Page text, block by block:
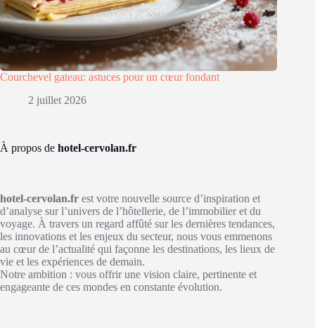
Courchevel gateau: astuces pour un cœur fondant
2 juillet 2026
À propos de hotel-cervolan.fr
hotel-cervolan.fr est votre nouvelle source d’inspiration et
d’analyse sur l’univers de l’hôtellerie, de l’immobilier et du
voyage. À travers un regard affûté sur les dernières tendances,
les innovations et les enjeux du secteur, nous vous emmenons
au cœur de l’actualité qui façonne les destinations, les lieux de
vie et les expériences de demain.
Notre ambition : vous offrir une vision claire, pertinente et
engageante de ces mondes en constante évolution.